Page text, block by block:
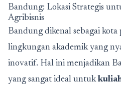
Bandung: Lokasi Strategis
Agribisnis
Bandung dikenal sebagai
lingkungan akademik yang
inovatif. Hal ini menjadikan
yang sangat ideal untuk